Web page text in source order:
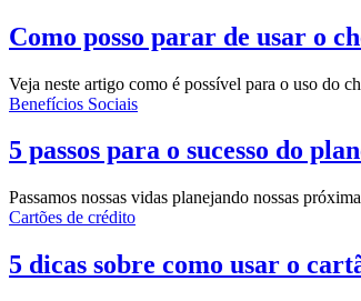
Como posso parar de usar o
Veja neste artigo como é possível para o uso do
Benefícios Sociais
5 passos para o sucesso do
Passamos nossas vidas planejando nossas
Cartões de crédito
5 dicas sobre como usar o